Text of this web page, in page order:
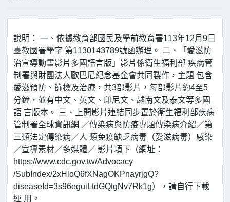
說明： 一、依據教育部國民及學前教育署113年12月9日
臺教國署學字 第1130143789號函辦理。 二、「愛滋防
治宣導動畫影片多國語言版」影片係衛生福利部 疾病管
制署與財團法人歐巴尼紀念基金會共同製作，主題 包含
愛滋預防、篩檢及治療，共3部影片，每部影片約4至5
分鐘，並有中文、英文、印尼文、越南文及泰文等多國
語 言版本。 三、上開影片連結同步置於衛生福利部疾病
管制署全球資訊網 ／傳染病與防疫專題傳染病介紹／第
三類法定傳染病／人 類免疫缺乏病毒（愛滋病毒）感染
／宣導素材／多媒體／ 影片項下（網址：
https://www.cdc.gov.tw/Advocacy
/SubIndex/2xHloQ6fXNagOKPnayrjgQ?
diseaseId=3s96eguiLtdGQtgNv7Rk1g），請自行下載
運 用。